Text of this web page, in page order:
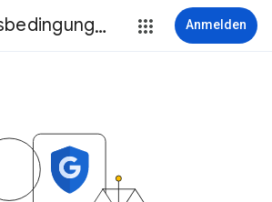
Nutzungsbedingungen Anmelden